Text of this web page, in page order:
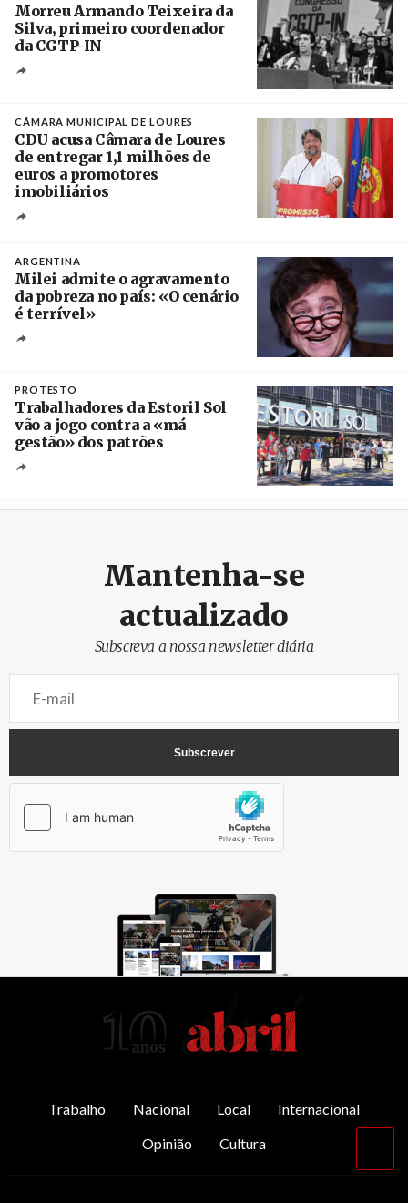
Morreu Armando Teixeira da
Silva, primeiro coordenador
da CGTP-IN
CÂMARA MUNICIPAL DE LOURES
CDU acusa Câmara de Loures
de entregar 1,1 milhões de
euros a promotores
imobiliários
ARGENTINA
Milei admite o agravamento
da pobreza no país: «O cenário
é terrível»
PROTESTO
Trabalhadores da Estoril Sol
vão a jogo contra a «má
gestão» dos patrões
Mantenha-se
actualizado
Subscreva a nossa newsletter diária
Trabalho Nacional Local
Internacional
Opinião
Cultura